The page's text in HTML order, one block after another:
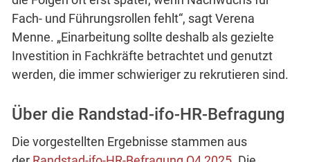
Fach- und Führungsrollen fehlt“, sagt Verena
Menne. „Einarbeitung sollte deshalb als gezielte
Investition in Fachkräfte betrachtet und genutzt
werden, die immer schwieriger zu rekrutieren sind.
Über die Randstad-ifo-HR-Befragung
Die vorgestellten Ergebnisse stammen aus